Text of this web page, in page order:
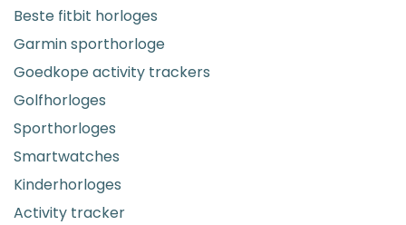
Beste fitbit horloges
Garmin sporthorloge
Goedkope activity trackers
Golfhorloges
Sporthorloges
Smartwatches
Kinderhorloges
Activity tracker